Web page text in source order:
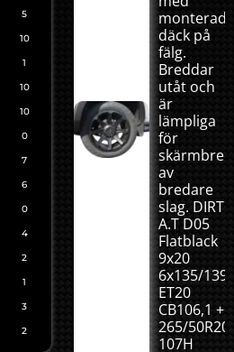
5
10
1
10
10
0
7
6
0
4
2
1
3
2
däck på
fälg.
Breddar
utåt och
är
lämpliga
för
av
bredare
slag. DIRT
A.T D05
Flatblack
9x20
6x135/
ET20
CB106,1 +
265/50R20
107H